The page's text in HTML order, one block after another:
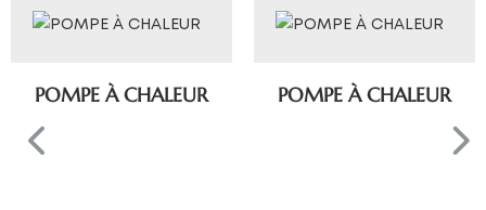
POMPE À CHALEUR POMPE À CHALEUR